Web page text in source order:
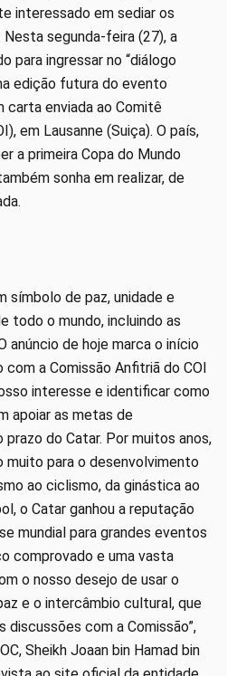
interessado em sediar os
segunda-feira (27), a
para ingressar no “diálogo
edição futura do evento
carta enviada ao Comitê
em Lausanne (Suiça). O país,
a primeira Copa do Mundo
sonha em realizar, de
símbolo de paz, unidade e
todo o mundo, incluindo as
anúncio de hoje marca o início
a Comissão Anfitriã do COI
interesse e identificar como
apoiar as metas de
do Catar. Por muitos anos,
para o desenvolvimento
ao ciclismo, da ginástica ao
o Catar ganhou a reputação
mundial para grandes eventos
comprovado e uma vasta
o nosso desejo de usar o
e o intercâmbio cultural, que
discussões com a Comissão”,
Sheikh Joaan bin Hamad bin